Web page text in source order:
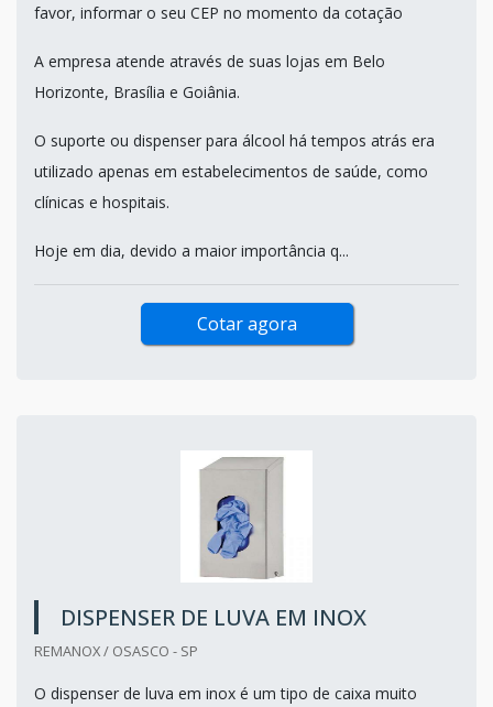
favor, informar o seu CEP no momento da cotação
A empresa atende através de suas lojas em Belo
Horizonte, Brasília e Goiânia.
O suporte ou dispenser para álcool há tempos atrás era
utilizado apenas em estabelecimentos de saúde, como
clínicas e hospitais.
Hoje em dia, devido a maior importância q...
Cotar agora
DISPENSER DE LUVA EM INOX
REMANOX / OSASCO - SP
O dispenser de luva em inox é um tipo de caixa muito